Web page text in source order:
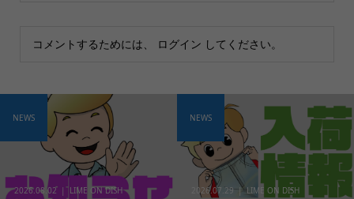
コメントするためには、 ログイン してください。
2026.08.02 LIME ON DISH
NEWS
2026.07.29 LIME ON DISH
NEWS